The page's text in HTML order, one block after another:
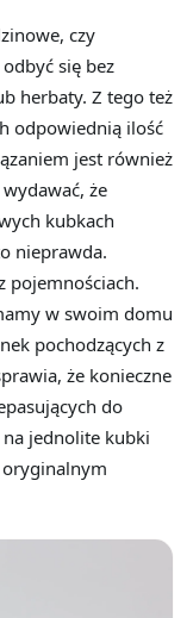
czy
się bez
herbaty. Z tego też
odpowiednią ilość
jest również
że
kubkach
nieprawda.
pojemnościach.
w swoim domu
pochodzących z
że konieczne
do
jednolite kubki